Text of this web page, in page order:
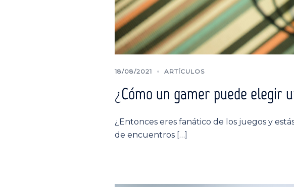
18/08/2021 ARTÍCULOS
¿Cómo un gamer puede elegir
¿Entonces eres fanático de los juegos y
de encuentros […]